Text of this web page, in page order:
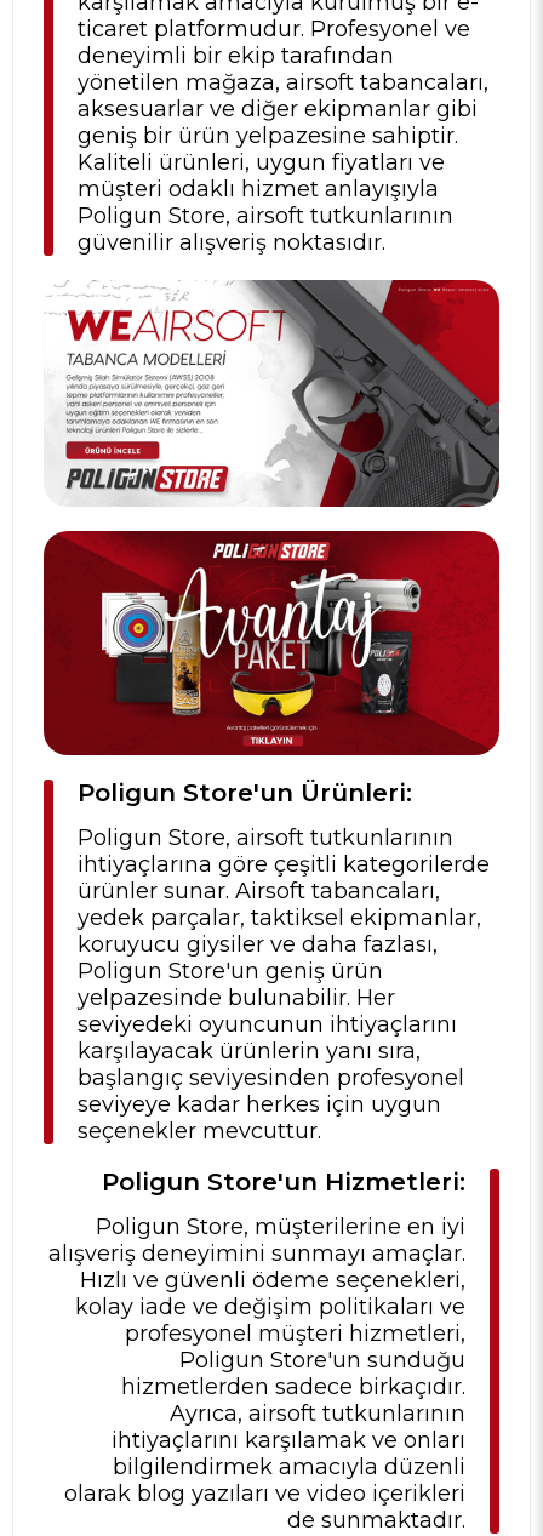
ticaret platformudur. Profesyonel ve
deneyimli bir ekip tarafından
yönetilen mağaza, airsoft tabancaları,
aksesuarlar ve diğer ekipmanlar gibi
geniş bir ürün yelpazesine sahiptir.
Kaliteli ürünleri, uygun fiyatları ve
müşteri odaklı hizmet anlayışıyla
Poligun Store, airsoft tutkunlarının
güvenilir alışveriş noktasıdır.
Poligun Store'un Ürünleri:
Poligun Store, airsoft tutkunlarının
ihtiyaçlarına göre çeşitli kategorilerde
ürünler sunar. Airsoft tabancaları,
yedek parçalar, taktiksel ekipmanlar,
koruyucu giysiler ve daha fazlası,
Poligun Store'un geniş ürün
yelpazesinde bulunabilir. Her
seviyedeki oyuncunun ihtiyaçlarını
karşılayacak ürünlerin yanı sıra,
başlangıç seviyesinden profesyonel
seviyeye kadar herkes için uygun
seçenekler mevcuttur.
Poligun Store'un Hizmetleri:
Poligun Store, müşterilerine en iyi
alışveriş deneyimini sunmayı amaçlar.
Hızlı ve güvenli ödeme seçenekleri,
kolay iade ve değişim politikaları ve
profesyonel müşteri hizmetleri,
Poligun Store'un sunduğu
hizmetlerden sadece birkaçıdır.
Ayrıca, airsoft tutkunlarının
ihtiyaçlarını karşılamak ve onları
bilgilendirmek amacıyla düzenli
olarak blog yazıları ve video içerikleri
de sunmaktadır.